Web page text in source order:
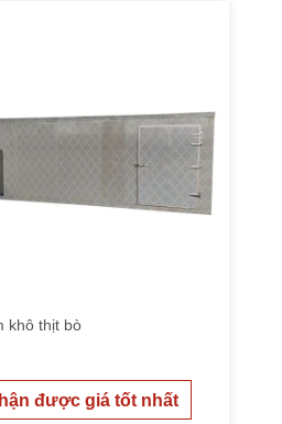
khô thịt bò
được giá tốt nhất